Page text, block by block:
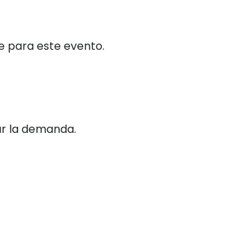
para este evento.
la demanda.